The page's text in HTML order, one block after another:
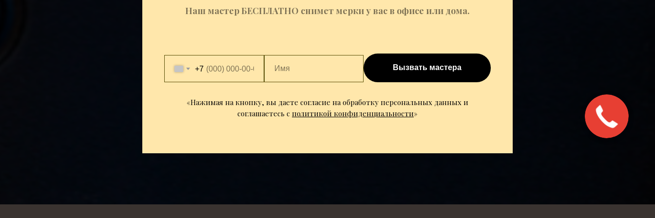
Наш мастер БЕСПЛАТНО снимет мерки у вас в офисе или дома.
+7 Вызвать мастера
«Нажимая на кнопку, вы даете согласие на обработку персональных данных и
соглашаетесь c политикой конфиденциальности»
Закажите
звонок